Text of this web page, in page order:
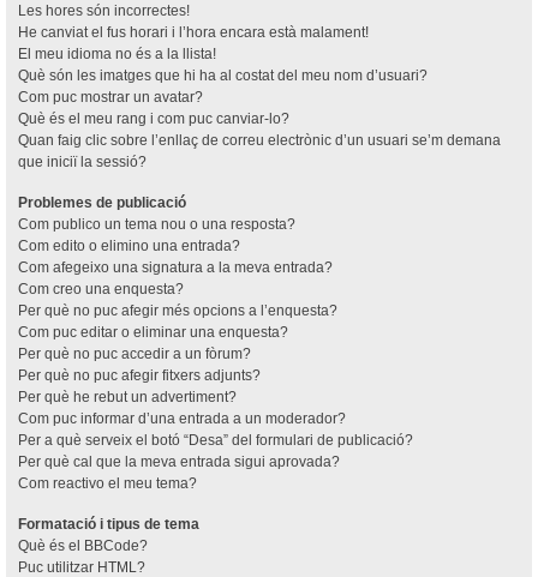
Les hores són incorrectes!
He canviat el fus horari i l’hora encara està malament!
El meu idioma no és a la llista!
Què són les imatges que hi ha al costat del meu nom d’usuari?
Com puc mostrar un avatar?
Què és el meu rang i com puc canviar-lo?
Quan faig clic sobre l’enllaç de correu electrònic d’un usuari se’m demana
que iniciï la sessió?
Problemes de publicació
Com publico un tema nou o una resposta?
Com edito o elimino una entrada?
Com afegeixo una signatura a la meva entrada?
Com creo una enquesta?
Per què no puc afegir més opcions a l’enquesta?
Com puc editar o eliminar una enquesta?
Per què no puc accedir a un fòrum?
Per què no puc afegir fitxers adjunts?
Per què he rebut un advertiment?
Com puc informar d’una entrada a un moderador?
Per a què serveix el botó “Desa” del formulari de publicació?
Per què cal que la meva entrada sigui aprovada?
Com reactivo el meu tema?
Formatació i tipus de tema
Què és el BBCode?
Puc utilitzar HTML?